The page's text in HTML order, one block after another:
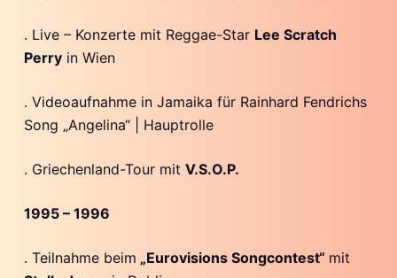
. Live – Konzerte mit Reggae-Star Lee Scratch
Perryin Wien
. Videoaufnahme in Jamaika für Rainhard Fendrichs
Song „Angelina“ | Hauptrolle
. Griechenland-Tour mit V.S.O.P.
1995 – 1996
. Teilnahme beim „Eurovisions Songcontest“ mit